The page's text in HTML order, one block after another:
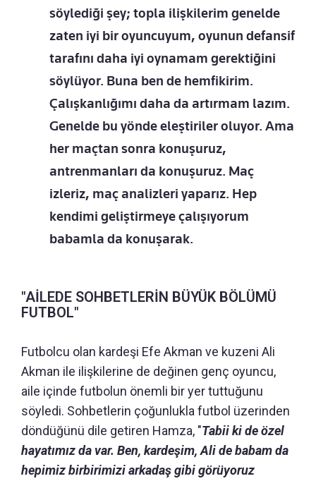
söylediği şey; topla ilişkilerim genelde
zaten iyi bir oyuncuyum, oyunun defansif
tarafını daha iyi oynamam gerektiğini
söylüyor. Buna ben de hemfikirim.
Çalışkanlığımı daha da artırmam lazım.
Genelde bu yönde eleştiriler oluyor. Ama
her maçtan sonra konuşuruz,
antrenmanları da konuşuruz. Maç
izleriz, maç analizleri yaparız. Hep
kendimi geliştirmeye çalışıyorum
babamla da konuşarak.
"AİLEDE SOHBETLERİN BÜYÜK BÖLÜMÜ
FUTBOL"
Futbolcu olan kardeşi Efe Akman ve kuzeni Ali
Akman ile ilişkilerine de değinen genç oyuncu,
aile içinde futbolun önemli bir yer tuttuğunu
söyledi. Sohbetlerin çoğunlukla futbol üzerinden
döndüğünü dile getiren Hamza, "Tabii ki de özel
hayatımız da var. Ben, kardeşim, Ali de babam da
hepimiz birbirimizi arkadaş gibi görüyoruz